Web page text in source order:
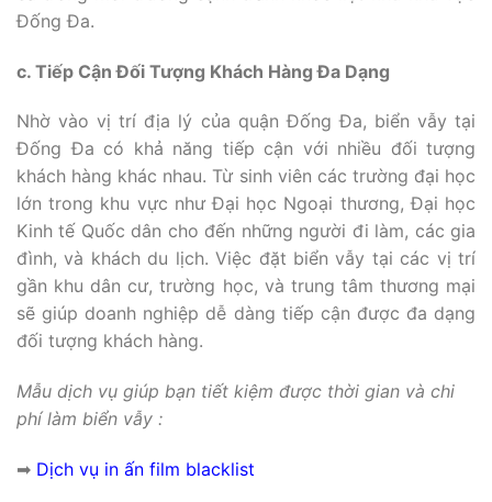
Đống Đa.
c. Tiếp Cận Đối Tượng Khách Hàng Đa Dạng
Nhờ vào vị trí địa lý của quận Đống Đa, biển vẫy tại
Đống Đa có khả năng tiếp cận với nhiều đối tượng
khách hàng khác nhau. Từ sinh viên các trường đại học
lớn trong khu vực như Đại học Ngoại thương, Đại học
Kinh tế Quốc dân cho đến những người đi làm, các gia
đình, và khách du lịch. Việc đặt biển vẫy tại các vị trí
gần khu dân cư, trường học, và trung tâm thương mại
sẽ giúp doanh nghiệp dễ dàng tiếp cận được đa dạng
đối tượng khách hàng.
Mẫu dịch vụ giúp bạn tiết kiệm được thời gian và chi
phí làm biển vẫy :
➡ Dịch vụ in ấn film blacklist